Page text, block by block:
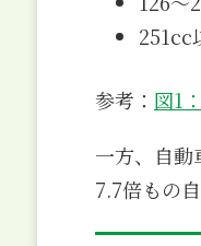
251cc
参考： 図1
一方、自動
7.7倍もの